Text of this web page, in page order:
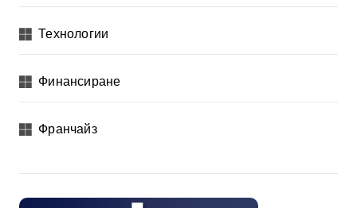
Технологии
Финансиране
Франчайз